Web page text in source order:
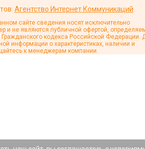
Агентство Интернет Коммуникаций
сайте сведения носят исключительно
и не являются публичной офертой,
кодекса Российской Федерации.
информации о характеристиках, наличии и
к менеджерам компании.